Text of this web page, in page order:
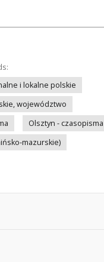
i lokalne polskie
województwo
Olsztyn - czasopisma
mazurskie)